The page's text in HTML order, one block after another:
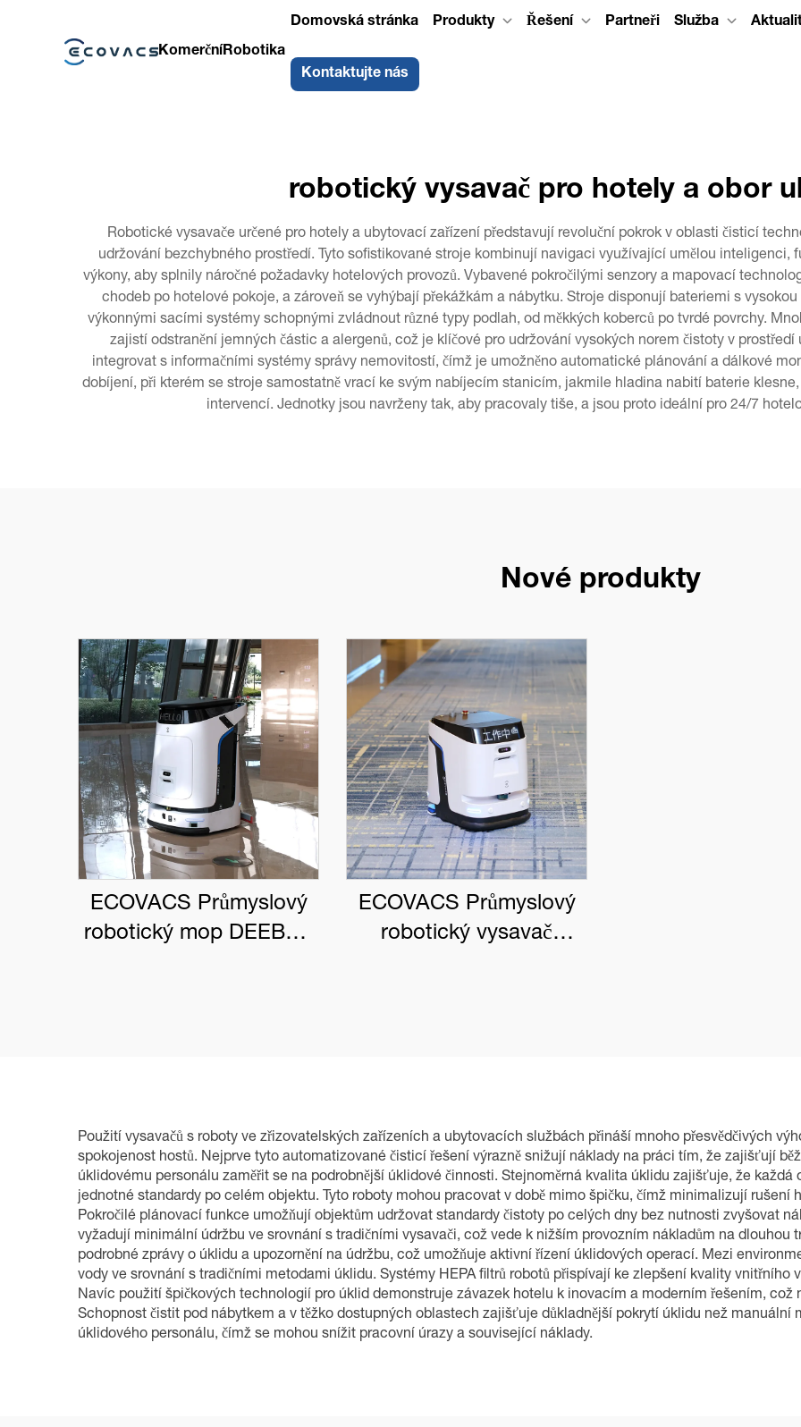
KomerčníRobotika
Domovská stránka Produkty Řešení Partneři Služba
Kontaktujte nás
robotický vysavač pro hotely a obor
Robotické vysavače určené pro hotely a ubytovací zařízení představují revoluční pokrok v oblasti čisticí
udržování bezchybného prostředí. Tyto sofistikované stroje kombinují navigaci využívající umělou
výkony, aby splnily náročné požadavky hotelových provozů. Vybavené pokročilými senzory a mapovací
chodeb po hotelové pokoje, a zároveň se vyhýbají překážkám a nábytku. Stroje disponují bateriemi s
výkonnými sacími systémy schopnými zvládnout různé typy podlah, od měkkých koberců po tvrdé povrchy.
zajistí odstranění jemných částic a alergenů, což je klíčové pro udržování vysokých norem čistoty v
integrovat s informačními systémy správy nemovitostí, čímž je umožněno automatické plánování a dálkové
dobíjení, při kterém se stroje samostatně vrací ke svým nabíjecím stanicím, jakmile hladina nabití baterie
intervencí. Jednotky jsou navrženy tak, aby pracovaly tiše, a jsou proto ideální pro 24/7
Nové produkty
ECOVACS Průmyslový
robotický mop DEEBOT
ECOVACS Průmyslový
robotický vysavač
Použití vysavačů s roboty ve zřizovatelských zařízeních a ubytovacích službách přináší mnoho přesvědčivých
spokojenost hostů. Nejprve tyto automatizované čisticí řešení výrazně snižují náklady na práci tím, že zajišťují
úklidovému personálu zaměřit se na podrobnější úklidové činnosti. Stejnoměrná kvalita úklidu zajišťuje, že
jednotné standardy po celém objektu. Tyto roboty mohou pracovat v době mimo špičku, čímž minimalizují rušení
Pokročilé plánovací funkce umožňují objektům udržovat standardy čistoty po celých dny bez nutnosti zvyšovat
vyžadují minimální údržbu ve srovnání s tradičními vysavači, což vede k nižším provozním nákladům na
podrobné zprávy o úklidu a upozornění na údržbu, což umožňuje aktivní řízení úklidových operací. Mezi
vody ve srovnání s tradičními metodami úklidu. Systémy HEPA filtrů robotů přispívají ke zlepšení kvality
Navíc použití špičkových technologií pro úklid demonstruje závazek hotelu k inovacím a moderním řešením,
Schopnost čistit pod nábytkem a v těžko dostupných oblastech zajišťuje důkladnější pokrytí úklidu než manuální
úklidového personálu, čímž se mohou snížit pracovní úrazy a související náklady.